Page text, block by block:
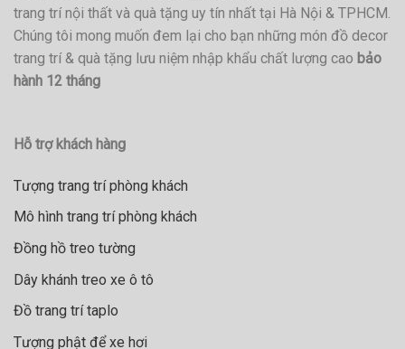
trang trí nội thất và quà tặng uy tín nhất tại Hà Nội & TPHCM.
Chúng tôi mong muốn đem lại cho bạn những món đồ decor
trang trí & quà tặng lưu niệm nhập khẩu chất lượng cao bảo
hành 12 tháng
Hỗ trợ khách hàng
Tượng trang trí phòng khách
Mô hình trang trí phòng khách
Đồng hồ treo tường
Dây khánh treo xe ô tô
Đồ trang trí taplo
Tượng phật để xe hơi